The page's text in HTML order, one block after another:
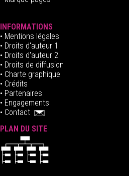
INFORMATIONS
• Mentions légales
• Droits d'auteur1
• Droits d'auteur 2
• Droits de diffusion
• Charte graphique
• Crédits
• Partenaires
• Engagements
• Contact
PLAN DU SITE